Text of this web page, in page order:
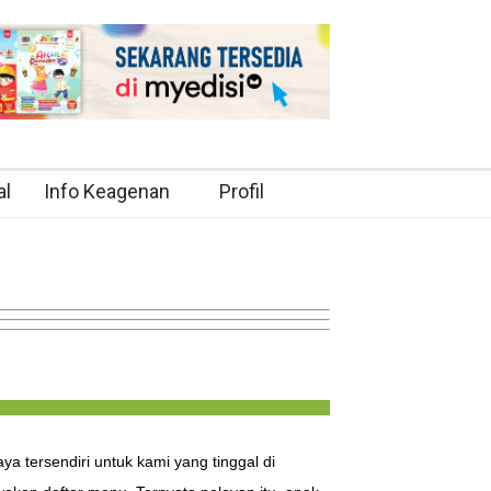
Info Keagenan Profil
tersendiri untuk kami yang tinggal di